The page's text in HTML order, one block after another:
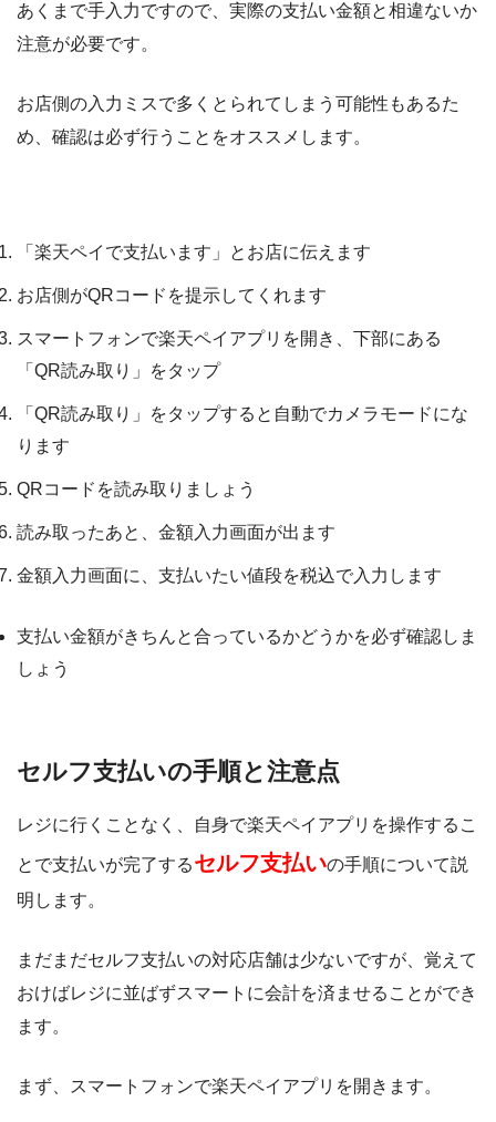
あくまで手入力ですので、実際の支払い金額と相違ないか
注意が必要です。
お店側の入力ミスで多くとられてしまう可能性もあるた
め、確認は必ず行うことをオススメします。
「楽天ペイで支払います」とお店に伝えます
お店側がQRコードを提示してくれます
スマートフォンで楽天ペイアプリを開き、下部にある
「QR読み取り」をタップ
「QR読み取り」をタップすると自動でカメラモードにな
ります
QRコードを読み取りましょう
読み取ったあと、金額入力画面が出ます
金額入力画面に、支払いたい値段を税込で入力します
支払い金額がきちんと合っているかどうかを必ず確認しま
しょう
セルフ支払いの手順と注意点
レジに行くことなく、自身で楽天ペイアプリを操作するこ
とで支払いが完了するセルフ支払いの手順について説
明します。
まだまだセルフ支払いの対応店舗は少ないですが、覚えて
おけばレジに並ばずスマートに会計を済ませることができ
ます。
まず、スマートフォンで楽天ペイアプリを開きます。